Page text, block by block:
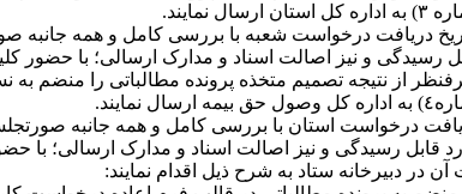
استانی موظف می باشند حداکثر ظرف مدت ٢٠ روز از تاریخ دریافت درخواست شعبه
و نیز اصالت اسناد و مدارک ارسالی؛ با حضور
آن در دبیرخانه استان، صرفنظر از نتیجه تصمیم متخذه پرونده
می باشد حداکثر ظرف مدت ٣٠ روز از تاریخ دریافت درخواست استان با بررسی
رسیدگی و نیز اصالت اسناد و مدارک ارسالی؛ با